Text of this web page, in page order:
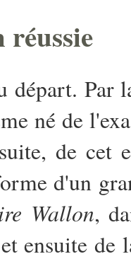
départ. Par
né de
de cet
d'un
Wallon,
ensuite de